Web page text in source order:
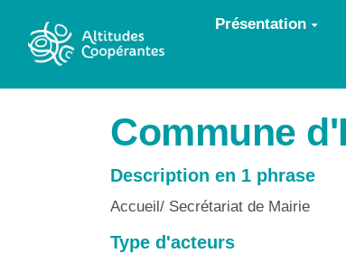
Aller au contenu principal Présentation
Commune
Description en 1 phrase
Accueil/ Secrétariat de Mairie
Type d'acteurs